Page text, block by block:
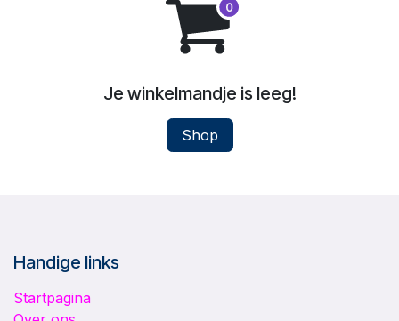
Je winkelmandje is leeg!
Shop
Handige links
Startpagina